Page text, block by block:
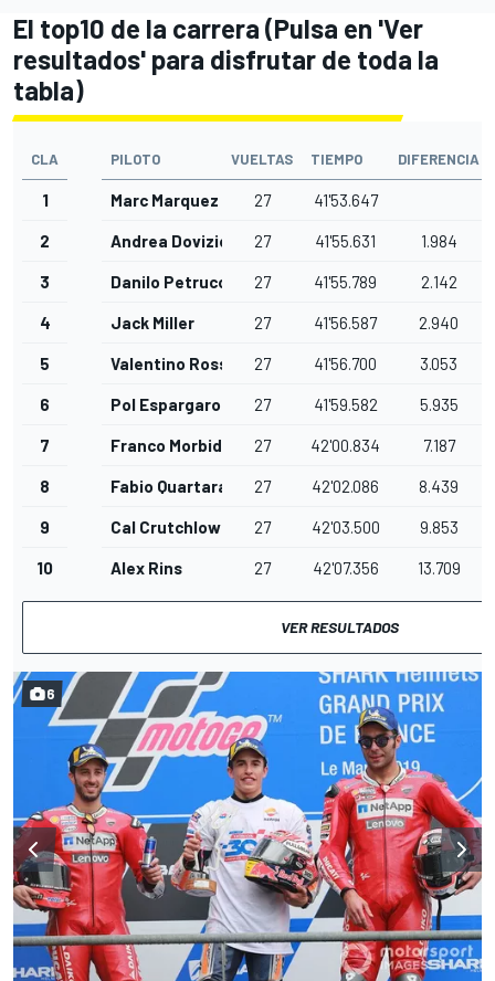
El top10 de la carrera (Pulsa en 'Ver
resultados' para disfrutar de toda la
tabla)
CLA PILOTO VUELTAS TIEMPO DIFERENCIA
1 Marc Marquez 27 41'53.647
2 Andrea Dovizioso 27 41'55.631 1.984
3 Danilo Petrucci 27 41'55.789 2.142
4 Jack Miller 27 41'56.587 2.940
5 Valentino Rossi 27 41'56.700 3.053
6 Pol Espargaro 27 41'59.582 5.935
7 Franco Morbidelli 27 42'00.834 7.187
8 Fabio Quartararo 27 42'02.086 8.439
9 Cal Crutchlow 27 42'03.500 9.853
10 Alex Rins 27 42'07.356 13.709
VER RESULTADOS
6